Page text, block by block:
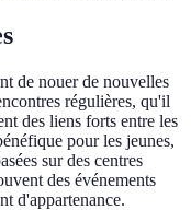
de nouer de nouvelles
régulières, qu'il
des liens forts entre les
pour les jeunes,
sur des centres
des événements
d'appartenance.